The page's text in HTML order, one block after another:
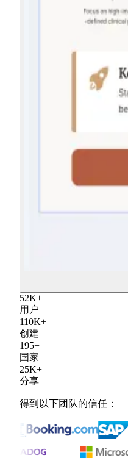
52K+
用户
110K+
创建
195+
国家
25K+
分享
得到以下团队的信任：